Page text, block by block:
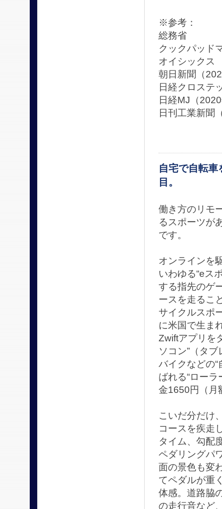
※参考：
総務省
クックパッ
オイシッ
朝日新聞（
日経クロステ
日経MJ（
日刊工業新聞
自宅で自転車
目。
働き方のリモ
るスポーツが
です。
オンラインを
いわゆる“eス
する指先のゲ
ースを走るこ
サイクルスポ
に米国で生ま
Zwiftアプリを
ソコン”（タ
バイクなどの
ばれる“ロー
金1650円（月
こいだ分だけ
コースを疾走
タイム、勾配
ペダリングパ
面の景色も変
てペダルが重
体感。道路脇
の走行音など